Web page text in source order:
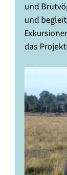
und
und
das